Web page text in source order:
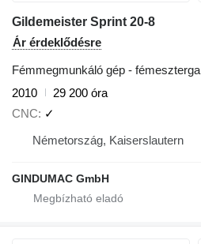
Gildemeister Sprint 20-8
Ár érdeklődésre
Fémmegmunkáló gép - fémeszterga
2010
29 200 óra
CNC
✓
Németország, Kaiserslautern
GINDUMAC GmbH